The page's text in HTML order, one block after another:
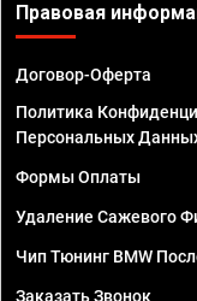
Правовая
Договор-Оферта
Политика
Персональных
Формы Оплаты
Удаление Сажевого
Чип Тюнинг BMW
Заказать Звонок